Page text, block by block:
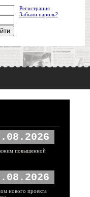
Регистрация
Забыли пароль?
повышенной
нового проекта